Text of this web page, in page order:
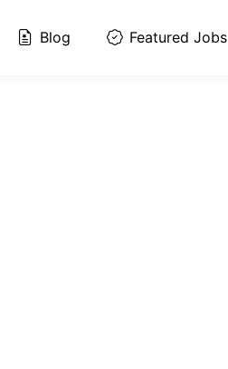
Blog Featured Jobs